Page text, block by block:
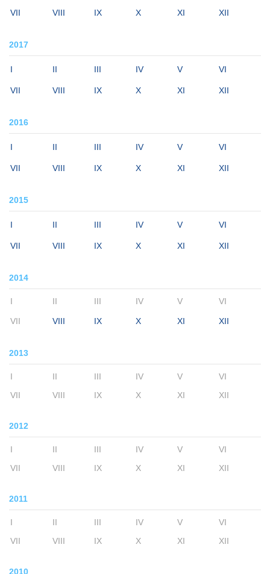
VII VIII IX X XI XII
2017
I II III IV V VI
VII VIII IX X XI XII
2016
I II III IV V VI
VII VIII IX X XI XII
2015
I II III IV V VI
VII VIII IX X XI XII
2014
I II III IV V VI
VII VIII IX X XI XII
2013
I II III IV V
VI
VII
VIII IX X XI XII
2012
I II III IV V
VI
VII
VIII IX X XI XII
2011
I II III IV V
VI
VII
VIII IX X XI XII
2010